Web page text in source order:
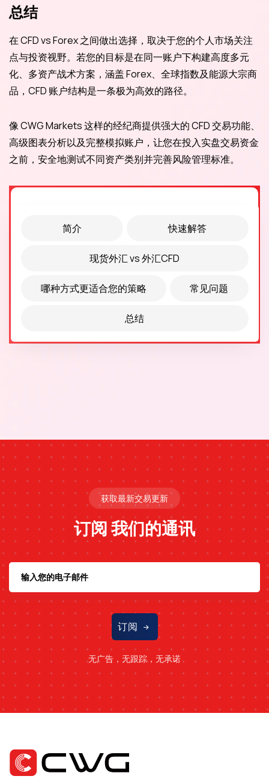
总结
在 CFD vs Forex 之间做出选择，取决于您的个人市场关注
点与投资视野。若您的目标是在同一账户下构建高度多元
化、多资产战术方案，涵盖 Forex、全球指数及能源大宗商
品，CFD 账户结构是一条极为高效的路径。
像 CWG Markets 这样的经纪商提供强大的 CFD 交易功能、
高级图表分析以及完整模拟账户，让您在投入实盘交易资金
之前，安全地测试不同资产类别并完善风险管理标准。
简介 快速解答
现货外汇 vs 外汇CFD
哪种方式更适合您的策略 常见问题
总结
获取最新交易更新
订阅我们的通讯
订阅
无广告，无跟踪，无承诺